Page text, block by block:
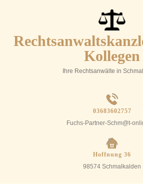
Kollegen
Ihre Rechtsanwälte in
03683602757
Fuchs-Partner-Schm@t-
Hoffnung 36
98574 Schmalkalden